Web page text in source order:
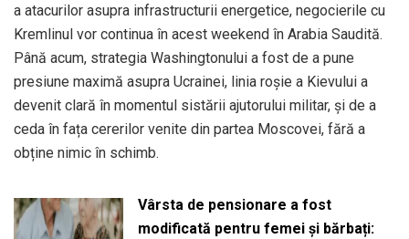
a atacurilor asupra infrastructurii energetice, negocierile cu
Kremlinul vor continua în acest weekend în Arabia Saudită.
Până acum, strategia Washingtonului a fost de a pune
presiune maximă asupra Ucrainei, linia roșie a Kievului a
devenit clară în momentul sistării ajutorului militar, și de a
ceda în fața cererilor venite din partea Moscovei, fără a
obține nimic în schimb.
Vârsta de pensionare a fost
modificată pentru femei și bărbați: